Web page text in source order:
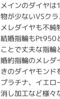
メインのダイヤ
物が少ないVSク
メレダイヤも不純
結婚指輪もPt950
ことで丈夫な指輪
婚約指輪のメレダ
きのダイヤモンド
プラチナ、イエロ
消し加工など様々